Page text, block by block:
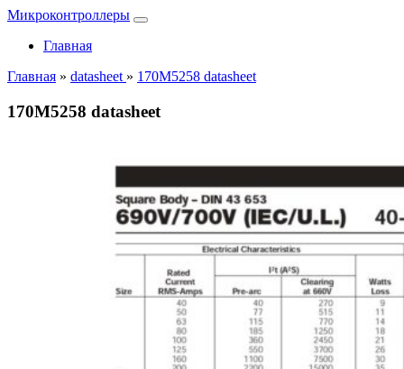
Микроконтроллеры
Главная
Главная » datasheet » 170M5258 datasheet
170M5258 datasheet